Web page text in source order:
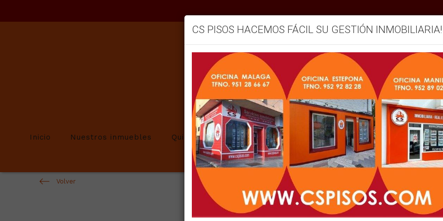
Inicio Nuestros inmuebles Quienes somos Servicios Vendemos su inmueble Blog
Volver
CS PISOS HACEMOS FÁCIL SU GESTIÓN INMOBILIARIA!